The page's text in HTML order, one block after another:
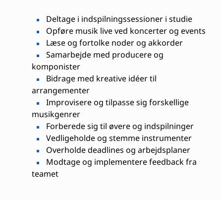
Deltage i indspilningssessioner i studie
Opføre musik live ved koncerter og events
Læse og fortolke noder og akkorder
Samarbejde med producere og
komponister
Bidrage med kreative idéer til
arrangementer
Improvisere og tilpasse sig forskellige
musikgenrer
Forberede sig til øvere og indspilninger
Vedligeholde og stemme instrumenter
Overholde deadlines og arbejdsplaner
Modtage og implementere feedback fra
teamet